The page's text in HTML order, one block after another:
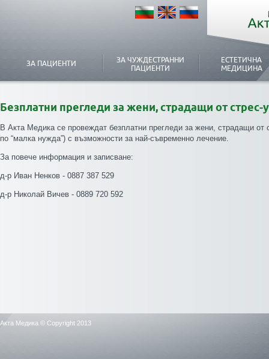
ЗА ПАЦИЕНТИ
ЗА ЧУЖДЕСТРАННИ
ПАЦИЕНТИ
ЕСТЕТИЧНА
МЕДИЦИНА
Безплатни прегледи за жени, страдащи от
В Акта Медика се провеждат безплатни прегледи за жени, страдащи от
по “малка нужда”) с възможности за най-съвременно лечение.
За повече информация и записване:
д-р Иван Ненков - 0887 387 529
д-р Николай Вичев - 0889 720 592
Акта Медика © Copyright 2013